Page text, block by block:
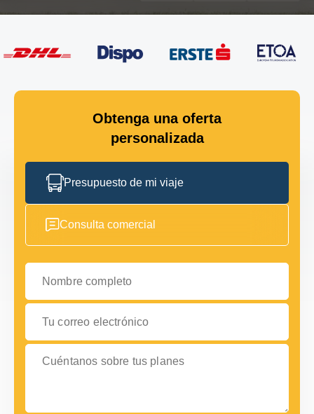
Obtenga una oferta
personalizada
Presupuesto de mi viaje
Consulta comercial
Nombre completo
Tu correo electrónico
Cuéntanos sobre tus planes